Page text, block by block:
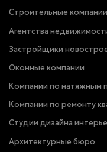
Строительные компании
Агентства
Застройщики
Оконные компании
Компании по натяжным
Компании по ремонту
Студии дизайна
Архитектурные бюро